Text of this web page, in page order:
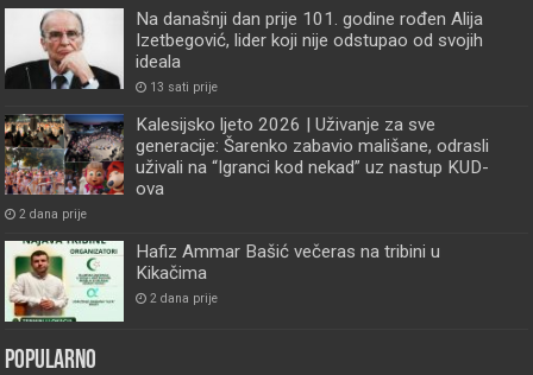
Na današnji dan prije 101. godine rođen Alija
Izetbegović, lider koji nije odstupao od svojih
ideala
13 sati prije
Kalesijsko ljeto 2026 | Uživanje za sve
generacije: Šarenko zabavio mališane, odrasli
uživali na “Igranci kod nekad” uz nastup KUD-
ova
2 dana prije
Hafiz Ammar Bašić večeras na tribini u
Kikačima
2 dana prije
Popularno